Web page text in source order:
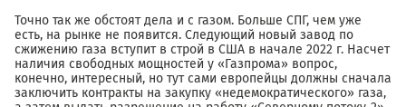
Точно так же обстоят дела и с газом. Больше СПГ, чем уже
есть, на рынке не появится. Следующий новый завод по
сжижению газа вступит в строй в США в начале 2022 г. Насчет
наличия свободных мощностей у «Газпрома» вопрос,
конечно, интересный, но тут сами европейцы должны сначала
заключить контракты на закупку «недемократического» газа,